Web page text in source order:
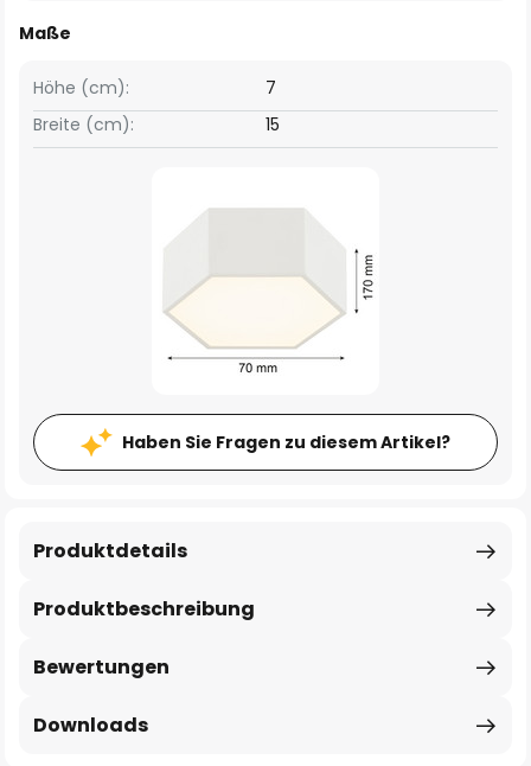
Maße
Breite (cm): 15
Höhe (cm): 7
Haben Sie Fragen zu diesem Artikel?
Produktbeschreibung
Produktdetails
Bewertungen
Downloads